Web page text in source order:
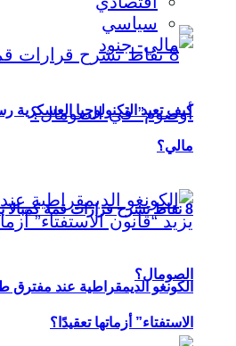
8 نقاط تشرح قرارات قمة
الصومال؟
سياسي
كيف تعيد التكنولوجيا العسكرية
مالي؟
الكونغو الديمقراطية عند
الاستفتاء” أزماتها تعقيدًا؟